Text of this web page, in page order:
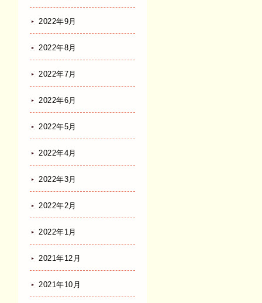
2022年9月
2022年8月
2022年7月
2022年6月
2022年5月
2022年4月
2022年3月
2022年2月
2022年1月
2021年12月
2021年10月